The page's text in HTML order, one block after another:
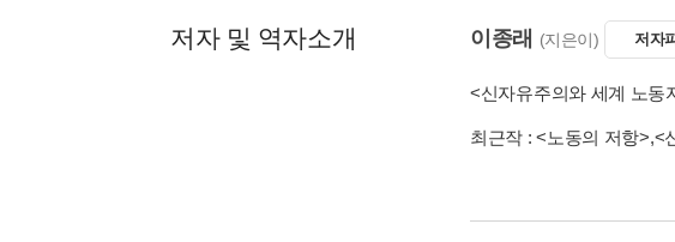
저자 및 역자소개 이종래 (지은이) 저자
<신자유주의와 세계 노동
최근작 :<노동의 저항>,<